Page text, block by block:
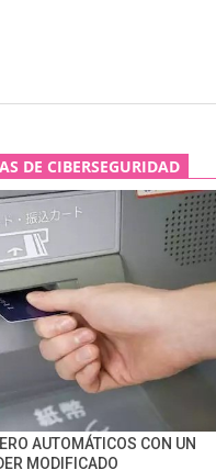
DE CIBERSEGURIDAD
AUTOMÁTICOS CON UN
MODIFICADO